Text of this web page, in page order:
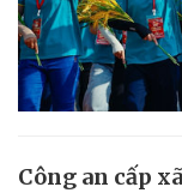
Công an cấp